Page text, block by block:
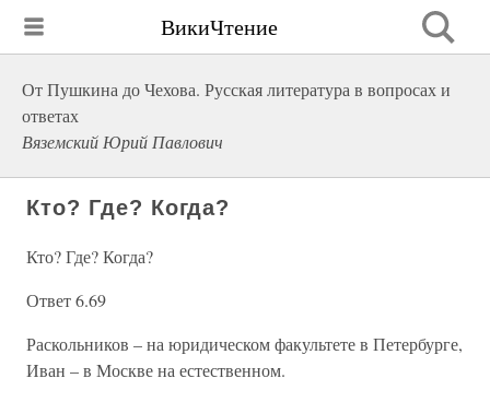
ВикиЧтение
От Пушкина до Чехова. Русская литература в вопросах и
ответах
Вяземский Юрий Павлович
Кто? Где? Когда?
Кто? Где? Когда?
Ответ 6.69
Раскольников – на юридическом факультете в Петербурге,
Иван – в Москве на естественном.